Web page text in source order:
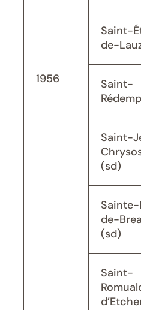
1956
Saint-
de-
Saint-
Saint-
(sd)
de-
(sd)
Saint-